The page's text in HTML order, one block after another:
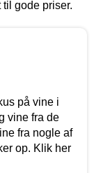
til gode priser.
på vine i
vine fra de
fra nogle af
op. Klik her